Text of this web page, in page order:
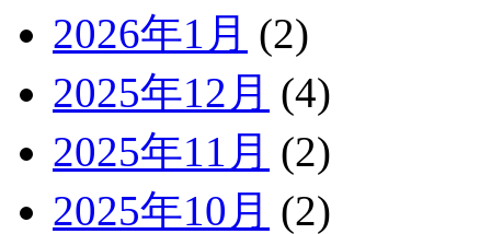
2026年1月 (2)
2025年12月 (4)
2025年11月 (2)
2025年10月 (2)